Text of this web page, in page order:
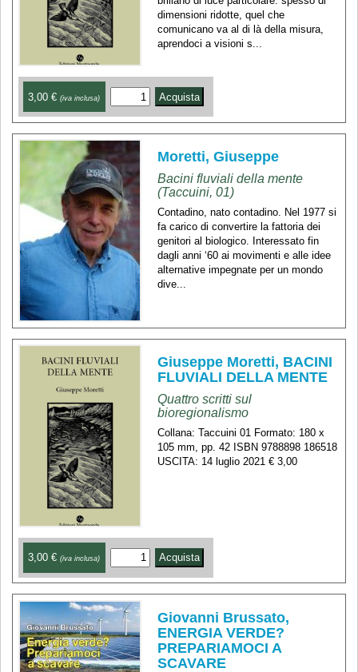
dimensioni ridotte, quel che
comunicano va al di là della misura,
aprendoci a visioni s...
3,00 € (iva inclusa)
Moretti, Giuseppe
Bacini fluviali della mente
(Taccuini, 01)
Contadino, nato contadino. Nel 1977 si
fa carico di convertire la fattoria dei
genitori al biologico. Interessato fin
dagli anni ‘60 ai movimenti e alle idee
alternative impegnate per un mondo
dive...
Giuseppe Moretti, BACINI
FLUVIALI DELLA MENTE
Quattro scritti sul
bioregionalismo
Collana: Taccuini 01 Formato: 180 x
105 mm, pp. 42 ISBN 9788898 186518
USCITA: 14 luglio 2021 € 3,00
3,00 € (iva inclusa)
Giovanni Brussato,
ENERGIA VERDE?
PREPARIAMOCI A
SCAVARE